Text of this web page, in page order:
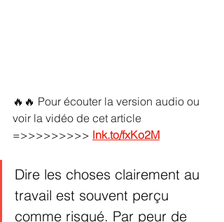
🔥🔥 Pour écouter la version audio ou
voir la vidéo de cet article
=>>>>>>>>> lnk.to/fxKo2M
Dire les choses clairement au
travail est souvent perçu
comme risqué. Par peur de